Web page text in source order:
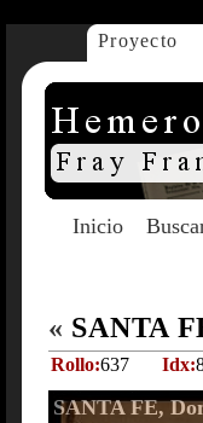
Proyecto
Inicio
« SANTA
Rollo:637 Idx:
SANTA FE,